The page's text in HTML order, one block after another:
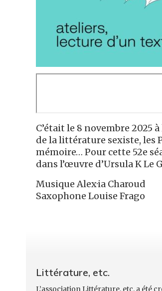
C’était le 8 novembre 2025
de la littérature sexiste, les
mémoire… Pour cette 52e
dans l’œuvre d’Ursula K Le
Musique Alex·ia Charoud
Saxophone Louise Frago
Littérature, etc.
L’association Littérature, etc. a été